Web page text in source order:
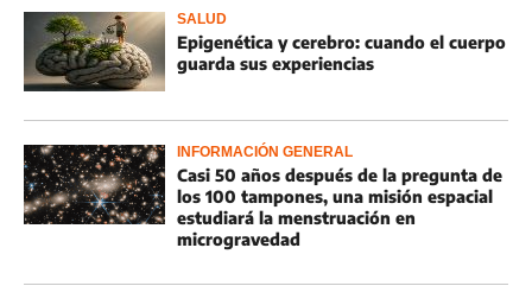
SALUD
Epigenética y cerebro: cuando el cuerpo
guarda sus experiencias
INFORMACIÓN GENERAL
Casi 50 años después de la pregunta de
los 100 tampones, una misión espacial
estudiará la menstruación en
microgravedad